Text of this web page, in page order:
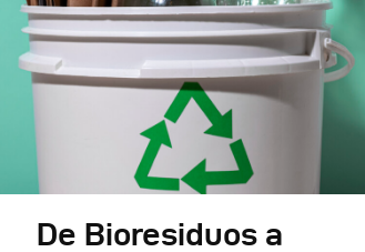
De Bioresiduos a